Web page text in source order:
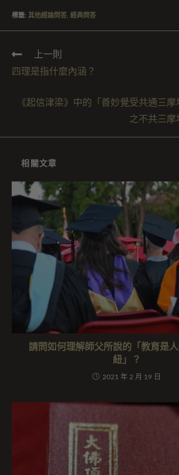
標籤: 其他經論問答 經典問答
上一則
四理是指什麼內涵？
《起信津梁》中的「善妙覺受共通三
之不共三摩
相關文章
請問如何理解師父所說的「教育是
紐」？
2021 年 2 月 19 日